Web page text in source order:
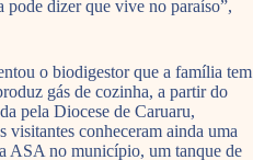
pode dizer que vive no paraíso”,
o biodigestor que a família tem
gás de cozinha, a partir do
pela Diocese de Caruaru,
conheceram ainda uma
ASA no município, um tanque de